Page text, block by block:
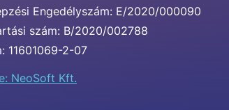
Engedélyszám: E/2020/000090
szám: B/2020/002788
11601069-2-07
NeoSoft Kft.